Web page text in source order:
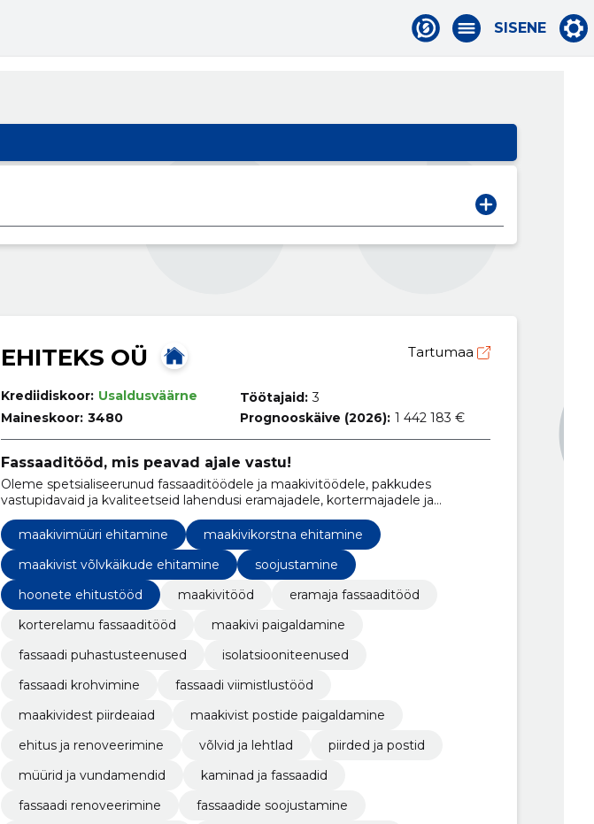
SISENE
EHITEKS OÜ Tartumaa
Krediidiskoor: Usaldusväärne
Maineskoor: 3480
Töötajaid: 3
Prognooskäive (2026): 1 442 183 €
Fassaaditööd, mis peavad ajale vastu!
Oleme spetsialiseerunud fassaaditöödele ja maakivitöödele, pakkudes
vastupidavaid ja kvaliteetseid lahendusi eramajadele, kortermajadele ja
ärihoonetele.
maakivimüüri ehitamine
maakivikorstna ehitamine
maakivist võlvkäikude ehitamine
soojustamine
hoonete ehitustööd
maakivitööd
eramaja fassaaditööd
korterelamu fassaaditööd
maakivi paigaldamine
fassaadi puhastusteenused
isolatsiooniteenused
fassaadi krohvimine
fassaadi viimistlustööd
maakividest piirdeaiad
maakivist postide paigaldamine
ehitus ja renoveerimine
võlvid ja lehtlad
piirded ja postid
müürid ja vundamendid
kaminad ja fassaadid
fassaadi renoveerimine
fassaadide soojustamine